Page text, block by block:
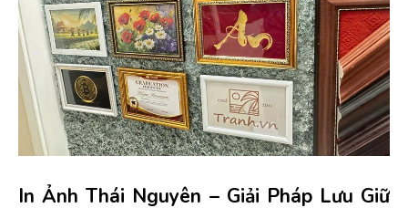
In Ảnh Thái Nguyên – Giải Pháp Lưu Giữ